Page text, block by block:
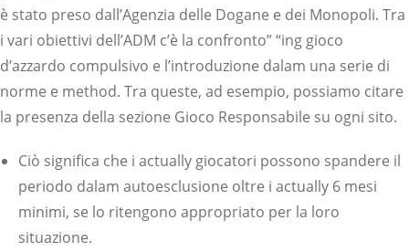
è stato preso dall’Agenzia delle Dogane e dei Monopoli. Tra
i vari obiettivi dell’ADM c’è la confronto” “ing gioco
d’azzardo compulsivo e l’introduzione dalam una serie di
norme e method. Tra queste, ad esempio, possiamo citare
la presenza della sezione Gioco Responsabile su ogni sito.
Ciò significa che i actually giocatori possono spandere il
periodo dalam autoesclusione oltre i actually 6 mesi
minimi, se lo ritengono appropriato per la loro
situazione.